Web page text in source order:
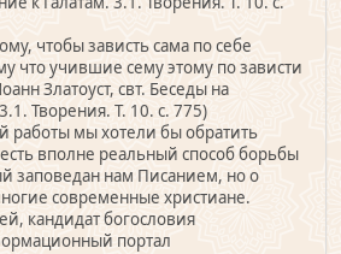
чтобы зависть сама по себе
что учившие сему этому по зависти
Златоуст, свт. Беседы на
Творения. Т. 10. с. 775)
работы мы хотели бы обратить
вполне реальный способ борьбы
заповедан нам Писанием, но о
современные христиане.
кандидат богословия
портал